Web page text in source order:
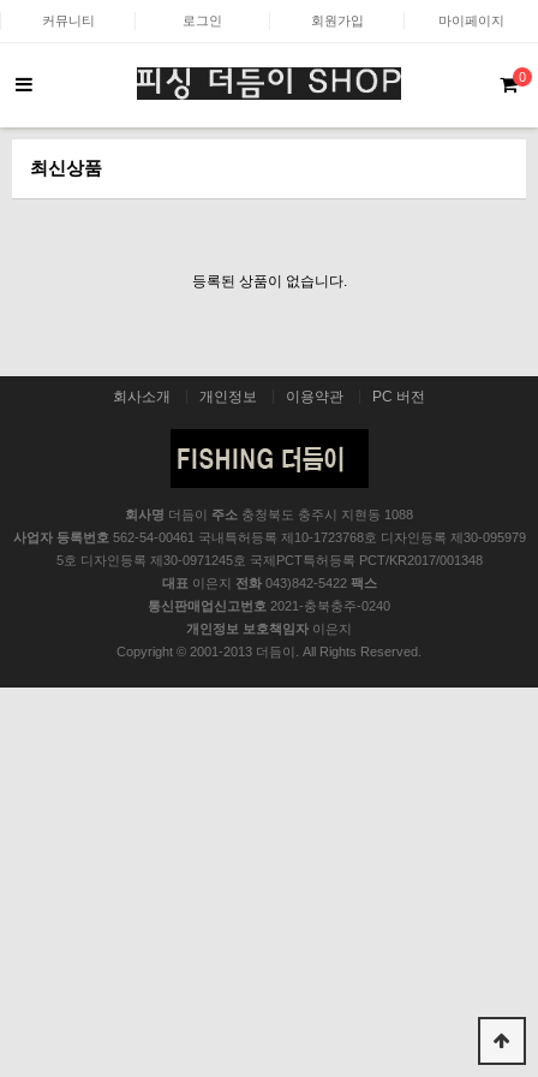
커뮤니티 로그인 회원가입 마이페이지
0
최신상품
등록된 상품이 없습니다.
회사소개 개인정보 이용약관 PC 버전
회사명 더듬이 주소 충청북도 충주시 지현동 1088
사업자 등록번호 562-54-00461 국내특허등록 제10-1723768호 디자인등록 제30-095979
5호 디자인등록 제30-0971245호 국제PCT특허등록 PCT/KR2017/001348
대표 이은지 전화043)842-5422 팩스
통신판매업신고번호 2021-충북충주-0240
개인정보 보호책임자 이은지
Copyright © 2001-2013 더듬이. All Rights Reserved.